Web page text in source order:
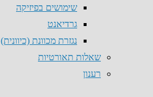
שימושים בפיזיקה
גרדיאנט
נגזרת מכוונת (כיוונית)
שאלות תאורטיות
רענון